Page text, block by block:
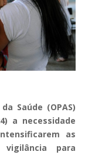
Saúde (OPAS)
a necessidade
as
para